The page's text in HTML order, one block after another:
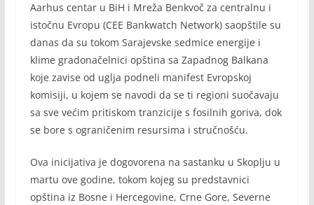
Aarhus centar u BiH i Mreža Benkvoč za centralnu i
istočnu Evropu (CEE Bankwatch Network) saopštile su
danas da su tokom Sarajevske sedmice energije i
klime gradonačelnici opština sa Zapadnog Balkana
koje zavise od uglja podneli manifest Evropskoj
komisiji, u kojem se navodi da se ti regioni suočavaju
sa sve većim pritiskom tranzicije s fosilnih goriva, dok
se bore s ograničenim resursima i stručnošću.
Ova inicijativa je dogovorena na sastanku u Skoplju u
martu ove godine, tokom kojeg su predstavnici
opština iz Bosne i Hercegovine, Crne Gore, Severne